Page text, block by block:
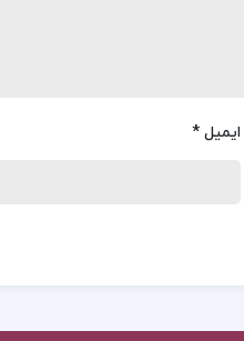
ایمیل *